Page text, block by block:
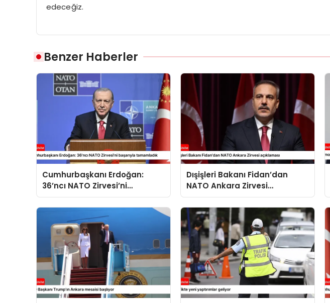
edeceğiz.
Benzer Haberler
Cumhurbaşkanı Erdoğan:
36’ncı NATO Zirvesi’ni
başarıyla tamamladık
Dışişleri Bakanı Fidan’dan
NATO Ankara Zirvesi
açıklaması